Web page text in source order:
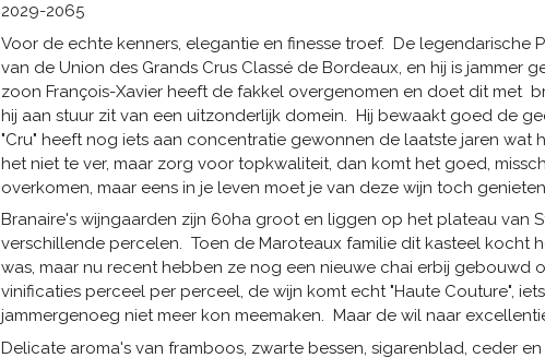
2029-2065
Voor de echte kenners, elegantie en finesse troef. De
van de Union des Grands Crus Classé de Bordeaux, en hij is
zoon François-Xavier heeft de fakkel overgenomen en doet dit met
hij aan stuur zit van een uitzonderlijk domein. Hij bewaakt goed de
"Cru" heeft nog iets aan concentratie gewonnen de laatste jaren wat
het niet te ver, maar zorg voor topkwaliteit, dan komt het goed,
overkomen, maar eens in je leven moet je van deze wijn toch
Branaire's wijngaarden zijn 60ha groot en liggen op het plateau van
verschillende percelen. Toen de Maroteaux familie dit kasteel kocht
was, maar nu recent hebben ze nog een nieuwe chai erbij gebouwd
vinificaties perceel per perceel, de wijn komt echt "Haute Couture",
jammergenoeg niet meer kon meemaken. Maar de wil naar
Delicate aroma's van framboos, zwarte bessen, sigarenblad, ceder